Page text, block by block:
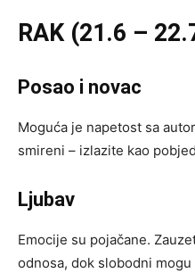
RAK (21.6 –
Posao i novac
Moguća je napetost sa
smireni – izlazite kao
Ljubav
Emocije su pojačane.
odnosa, dok slobodni